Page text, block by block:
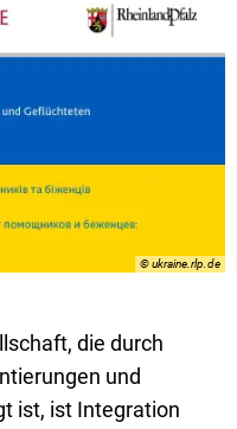
© ukraine.rlp.de
die durch
und
ist, ist Integration